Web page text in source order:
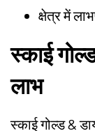
क्षेत्र में
स्काई
लाभ
स्काई गोल्ड &